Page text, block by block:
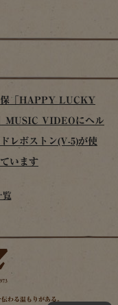
保「HAPPY LUCKY
MUSIC VIDEOにヘル
レボストン(V-5)が使
います
覧
わる温もりがある。